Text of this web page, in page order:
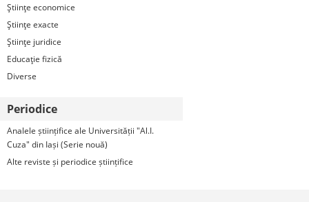
Ştiinţe economice
Ştiinţe exacte
Ştiinţe juridice
Educaţie fizică
Diverse
Periodice
Analele științifice ale Universității "Al.I.
Cuza" din Iași (Serie nouă)
Alte reviste și periodice științifice